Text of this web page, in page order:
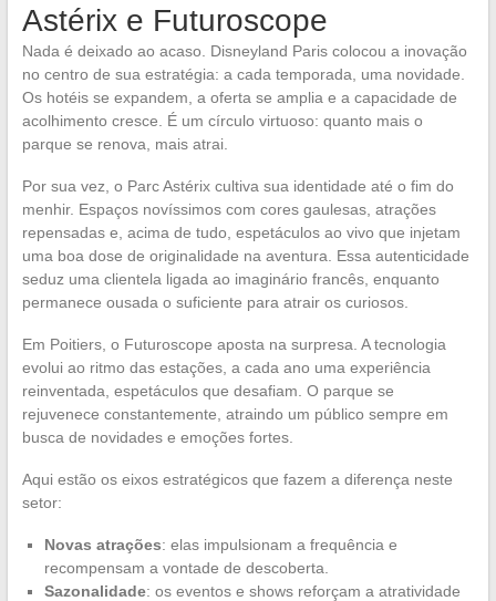
Astérix e Futuroscope
Nada é deixado ao acaso. Disneyland Paris colocou a inovação
no centro de sua estratégia: a cada temporada, uma novidade.
Os hotéis se expandem, a oferta se amplia e a capacidade de
acolhimento cresce. É um círculo virtuoso: quanto mais o
parque se renova, mais atrai.
Por sua vez, o Parc Astérix cultiva sua identidade até o fim do
menhir. Espaços novíssimos com cores gaulesas, atrações
repensadas e, acima de tudo, espetáculos ao vivo que injetam
uma boa dose de originalidade na aventura. Essa autenticidade
seduz uma clientela ligada ao imaginário francês, enquanto
permanece ousada o suficiente para atrair os curiosos.
Em Poitiers, o Futuroscope aposta na surpresa. A tecnologia
evolui ao ritmo das estações, a cada ano uma experiência
reinventada, espetáculos que desafiam. O parque se
rejuvenece constantemente, atraindo um público sempre em
busca de novidades e emoções fortes.
Aqui estão os eixos estratégicos que fazem a diferença neste
setor:
Novas atrações: elas impulsionam a frequência e
recompensam a vontade de descoberta.
Sazonalidade: os eventos e shows reforçam a atratividade